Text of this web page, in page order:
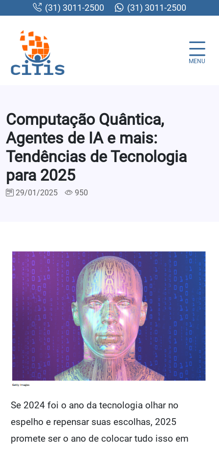
MENU
(31) 3011-2500 (31) 3011-2500
Computação Quântica,
Agentes de IA e mais:
Tendências de Tecnologia
para 2025
29/01/2025 950
Se 2024 foi o ano da tecnologia olhar no
espelho e repensar suas escolhas, 2025
promete ser o ano de colocar tudo isso em